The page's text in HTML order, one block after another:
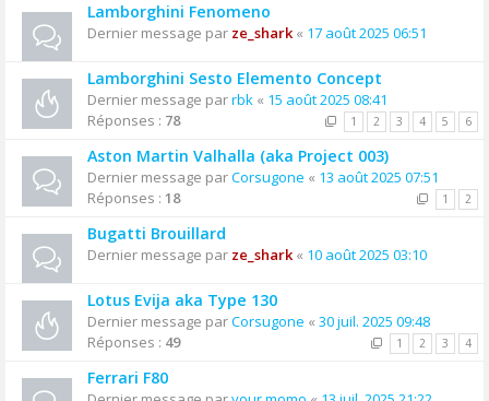
Lamborghini Fenomeno
Dernier message par ze_shark« 17 août 2025 06:51
Lamborghini Sesto Elemento Concept
Dernier message parrbk « 15 août 2025 08:41
Réponses : 78 1 2 3 4 5 6
Aston Martin Valhalla (aka Project 003)
Dernier message parCorsugone « 13 août 2025 07:51
Réponses : 18 1 2
Bugatti Brouillard
Dernier message par ze_shark« 10 août 2025 03:10
Lotus Evija aka Type 130
Dernier message parCorsugone « 30 juil. 2025 09:48
Réponses : 49 1 2 3 4
Ferrari F80